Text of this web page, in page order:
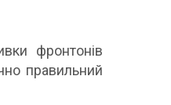
фронтонів
правильний